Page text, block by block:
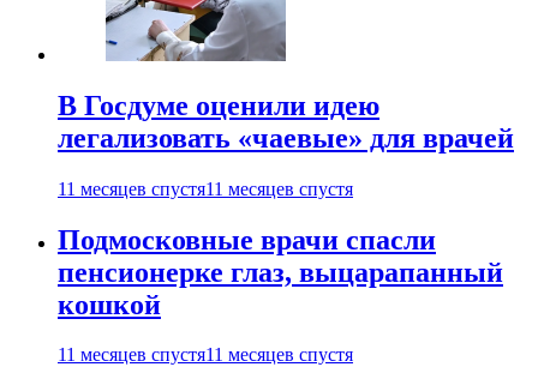
В Госдуме оценили идею
легализовать «чаевые» для врачей
11 месяцев спустя11 месяцев спустя
Подмосковные врачи спасли
пенсионерке глаз, выцарапанный
кошкой
11 месяцев спустя11 месяцев спустя